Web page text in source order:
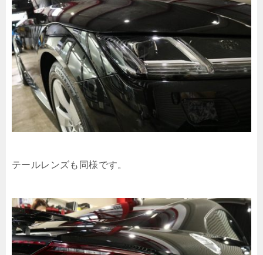
テールレンズも同様です。